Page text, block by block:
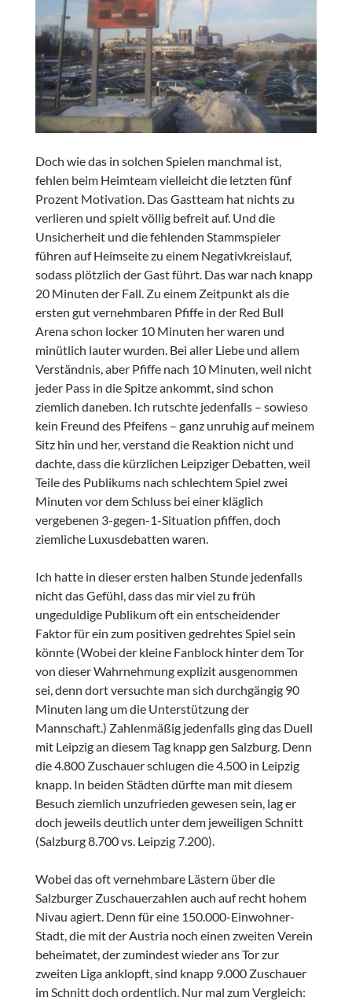
Doch wie das in solchen Spielen manchmal ist,
fehlen beim Heimteam vielleicht die letzten fünf
Prozent Motivation. Das Gastteam hat nichts zu
verlieren und spielt völlig befreit auf. Und die
Unsicherheit und die fehlenden Stammspieler
führen auf Heimseite zu einem Negativkreislauf,
sodass plötzlich der Gast führt. Das war nach knapp
20 Minuten der Fall. Zu einem Zeitpunkt als die
ersten gut vernehmbaren Pfiffe in der Red Bull
Arena schon locker 10 Minuten her waren und
minütlich lauter wurden. Bei aller Liebe und allem
Verständnis, aber Pfiffe nach 10 Minuten, weil nicht
jeder Pass in die Spitze ankommt, sind schon
ziemlich daneben. Ich rutschte jedenfalls – sowieso
kein Freund des Pfeifens – ganz unruhig auf meinem
Sitz hin und her, verstand die Reaktion nicht und
dachte, dass die kürzlichen Leipziger Debatten, weil
Teile des Publikums nach schlechtem Spiel zwei
Minuten vor dem Schluss bei einer kläglich
vergebenen 3-gegen-1-Situation pfiffen, doch
ziemliche Luxusdebatten waren.
Ich hatte in dieser ersten halben Stunde jedenfalls
nicht das Gefühl, dass das mir viel zu früh
ungeduldige Publikum oft ein entscheidender
Faktor für ein zum positiven gedrehtes Spiel sein
könnte (Wobei der kleine Fanblock hinter dem Tor
von dieser Wahrnehmung explizit ausgenommen
sei, denn dort versuchte man sich durchgängig 90
Minuten lang um die Unterstützung der
Mannschaft.) Zahlenmäßig jedenfalls ging das Duell
mit Leipzig an diesem Tag knapp gen Salzburg. Denn
die 4.800 Zuschauer schlugen die 4.500 in Leipzig
knapp. In beiden Städten dürfte man mit diesem
Besuch ziemlich unzufrieden gewesen sein, lag er
doch jeweils deutlich unter dem jeweiligen Schnitt
(Salzburg 8.700 vs. Leipzig 7.200).
Wobei das oft vernehmbare Lästern über die
Salzburger Zuschauerzahlen auch auf recht hohem
Nivau agiert. Denn für eine 150.000-Einwohner-
Stadt, die mit der Austria noch einen zweiten Verein
beheimatet, der zumindest wieder ans Tor zur
zweiten Liga anklopft, sind knapp 9.000 Zuschauer
im Schnitt doch ordentlich. Nur mal zum Vergleich: